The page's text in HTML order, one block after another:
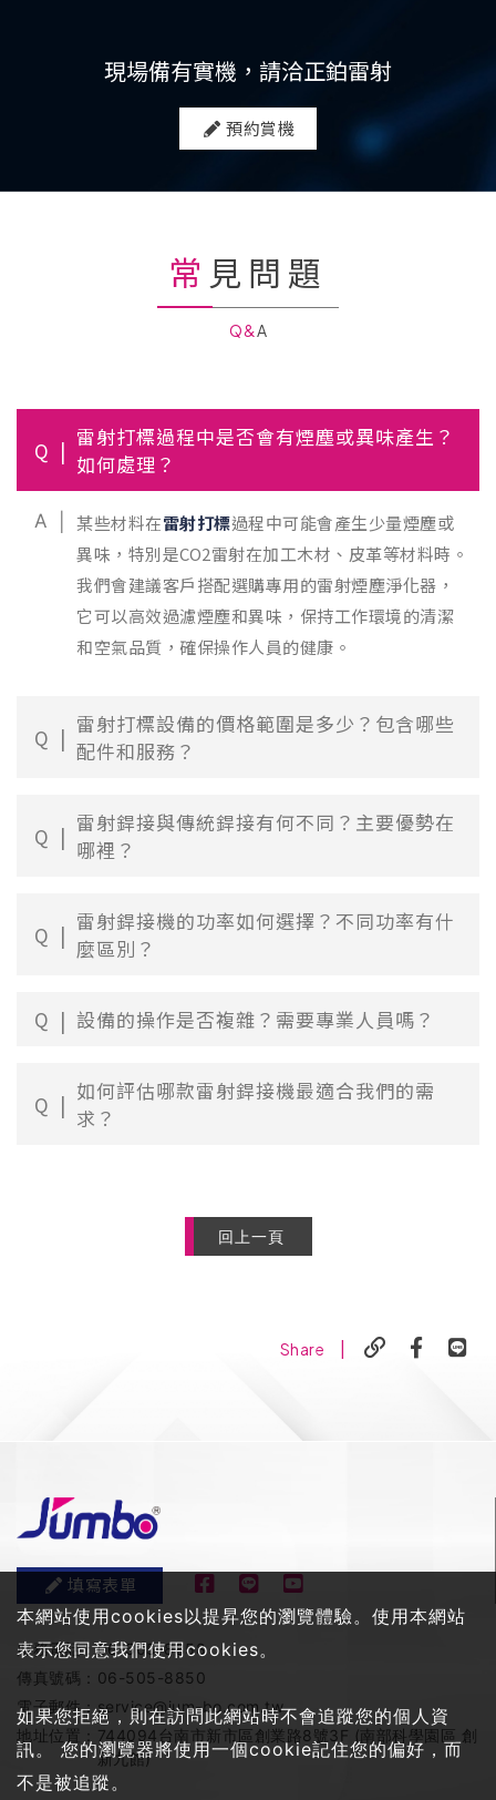
現場備有實機，請洽正鉑雷射
預約賞機
常見問題
Q&A
Q
雷射打標過程中是否會有煙塵或異味產生？
如何處理？
A 某些材料在雷射打標過程中可能會產生少量煙塵或
異味，特別是CO2雷射在加工木材、皮革等材料時。
我們會建議客戶搭配選購專用的雷射煙塵淨化器，
它可以高效過濾煙塵和異味，保持工作環境的清潔
和空氣品質，確保操作人員的健康。
Q
雷射打標設備的價格範圍是多少？包含哪些
配件和服務？
Q
雷射銲接與傳統銲接有何不同？主要優勢在
哪裡？
Q
雷射銲接機的功率如何選擇？不同功率有什
麼區別？
Q 設備的操作是否複雜？需要專業人員嗎？
Q
如何評估哪款雷射銲接機最適合我們的需
求？
回上一頁
Share
填寫表單
服務電話：06-505-8858
傳真號碼： 06-505-8850
電子郵件：service@jum-bo.com.tw
地址位置： 744094台南市新市區創業路8號3F (南部科學園區 創
新九館)
本網站使用cookies以提昇您的瀏覽體驗。使用本網站
表示您同意我們使用cookies。
如果您拒絕，則在訪問此網站時不會追蹤您的個人資
訊。 您的瀏覽器將使用一個cookie記住您的偏好，而
不是被追蹤。